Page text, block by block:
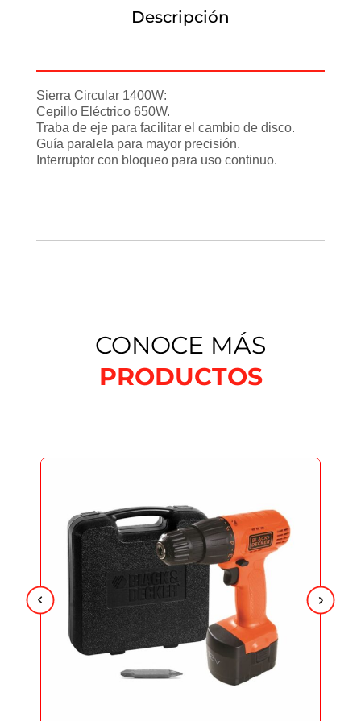
Descripción
Sierra Circular 1400W:
Cepillo Eléctrico 650W.
Traba de eje para facilitar el cambio de disco.
Guía paralela para mayor precisión.
Interruptor con bloqueo para uso continuo.
CONOCE MÁS
PRODUCTOS